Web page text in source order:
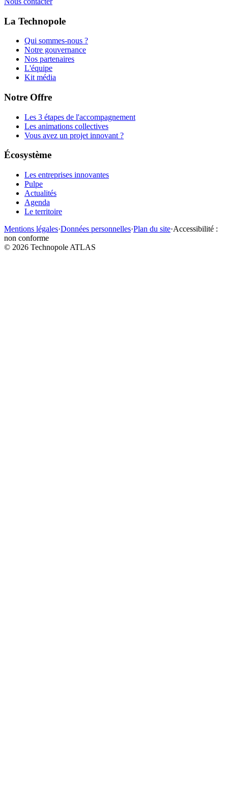
La Technopole
Qui sommes-nous ?
Notre gouvernance
Nos partenaires
L'équipe
Kit média
Notre Offre
Les 3 étapes de l'accompagnement
Les animations collectives
Vous avez un projet innovant ?
Écosystème
Les entreprises innovantes
Pulpe
Actualités
Agenda
Le territoire
Mentions légales·Données personnelles·Plan du site·Accessibilité :
non conforme
© 2026 Technopole ATLAS